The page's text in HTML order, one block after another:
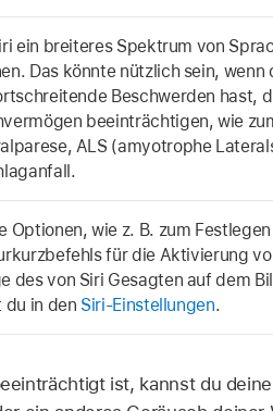
ein breiteres Spektrum von
Das könnte nützlich sein, wenn
Beschwerden hast,
beeinträchtigen, wie
ALS (amyotrophe
Optionen, wie z. B. zum
für die Aktivierung
des von Siri Gesagten auf dem
du in den Siri-Einstellungen.
ist, kannst du